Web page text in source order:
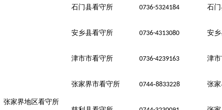
石门县看守所 0736-5324184 石
安乡县看守所 0736-4313080 安
津市市看守所 0736-4239163 津
张家界地区看守所
张家界市看守所 0744-8833228 张